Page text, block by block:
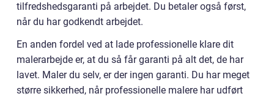
tilfredshedsgaranti på arbejdet. Du betaler også først,
når du har godkendt arbejdet.
En anden fordel ved at lade professionelle klare dit
malerarbejde er, at du så får garanti på alt det, de har
lavet. Maler du selv, er der ingen garanti. Du har meget
større sikkerhed, når professionelle malere har udført